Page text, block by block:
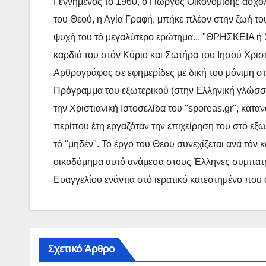
τ
ε
του Θεού, η Αγία Γραφή, μπήκε πλέον στην ζωή
ψυχή του τό μεγαλύτερο ερώτημα... "ΘΡΗΣΚΕΙΑ ή
καρδιά του στόν Κύριο και Σωτήρα του Ιησού
Αρθρογράφος σε εφημερίδες με δική του μόνιμη
Πρόγραμμα του εξωτερικού (στην Ελληνική
την Χριστιανική Ιστοσελίδα του "sporeas.gr",
περίπου έτη εργαζόταν την επιχείρηση του στό
τό "μηδέν". Τό έργο του Θεού συνεχίζεται ανά
οικοδόμημα αυτό ανάμεσα στους Έλληνες
Ευαγγελίου ενάντια στό ιερατικό κατεστημένο
Σχετικό Άρθρο